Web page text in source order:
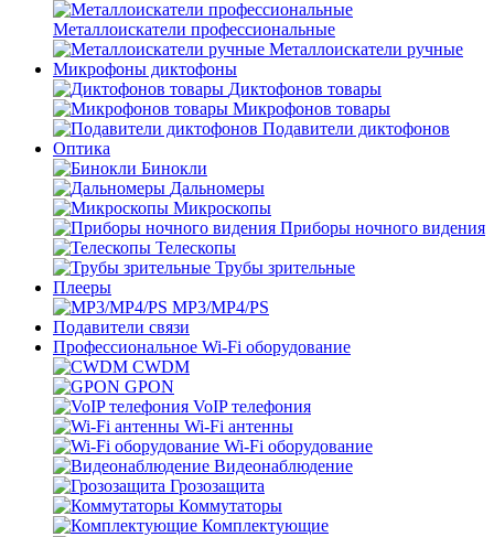
Металлоискатели профессиональные
Металлоискатели ручные
Микрофоны диктофоны
Диктофонов товары
Микрофонов товары
Подавители диктофонов
Оптика
Бинокли
Дальномеры
Микроскопы
Приборы ночного видения
Телескопы
Трубы зрительные
Плееры
MP3/MP4/PS
Подавители связи
Профессиональное Wi-Fi оборудование
CWDM
GPON
VoIP телефония
Wi-Fi антенны
Wi-Fi оборудование
Видеонаблюдение
Грозозащита
Коммутаторы
Комплектующие